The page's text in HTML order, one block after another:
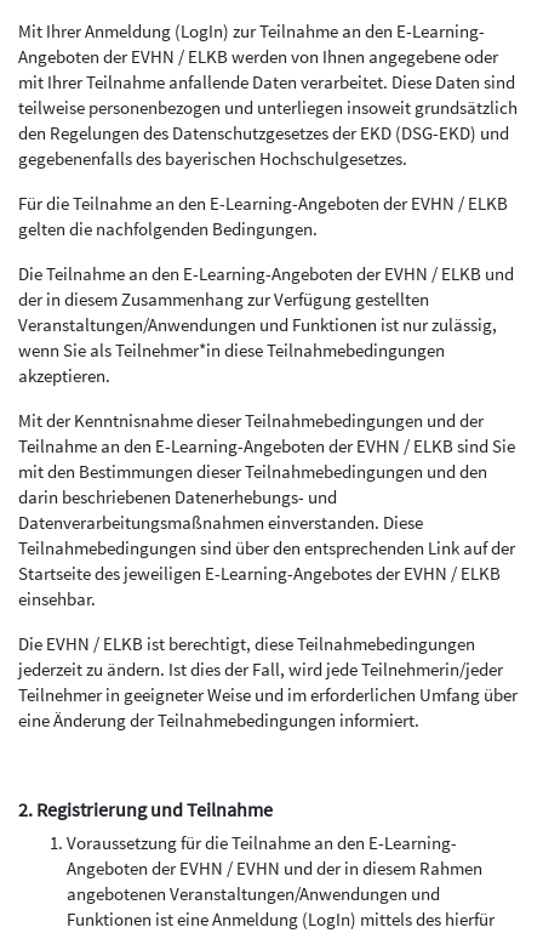
Mit Ihrer Anmeldung (LogIn) zur Teilnahme an den E-Learning-
Angeboten der EVHN / ELKB werden von Ihnen angegebene oder
mit Ihrer Teilnahme anfallende Daten verarbeitet. Diese Daten sind
teilweise personenbezogen und unterliegen insoweit grundsätzlich
den Regelungen des Datenschutzgesetzes der EKD (DSG-EKD) und
gegebenenfalls des bayerischen Hochschulgesetzes.
Für die Teilnahme an den E-Learning-Angeboten der EVHN / ELKB
gelten die nachfolgenden Bedingungen.
Die Teilnahme an den E-Learning-Angeboten der EVHN / ELKB und
der in diesem Zusammenhang zur Verfügung gestellten
Veranstaltungen/Anwendungen und Funktionen ist nur zulässig,
wenn Sie als Teilnehmer*in diese Teilnahmebedingungen
akzeptieren.
Mit der Kenntnisnahme dieser Teilnahmebedingungen und der
Teilnahme an den E-Learning-Angeboten der EVHN / ELKB sind Sie
mit den Bestimmungen dieser Teilnahmebedingungen und den
darin beschriebenen Datenerhebungs- und
Datenverarbeitungsmaßnahmen einverstanden. Diese
Teilnahmebedingungen sind über den entsprechenden Link auf der
Startseite des jeweiligen E-Learning-Angebotes der EVHN / ELKB
einsehbar.
Die EVHN / ELKB ist berechtigt, diese Teilnahmebedingungen
jederzeit zu ändern. Ist dies der Fall, wird jede Teilnehmerin/jeder
Teilnehmer in geeigneter Weise und im erforderlichen Umfang über
eine Änderung der Teilnahmebedingungen informiert.
2. Registrierung und Teilnahme
Voraussetzung für die Teilnahme an den E-Learning-
Angeboten der EVHN / EVHN und der in diesem Rahmen
angebotenen Veranstaltungen/Anwendungen und
Funktionen ist eine Anmeldung (LogIn) mittels des hierfür